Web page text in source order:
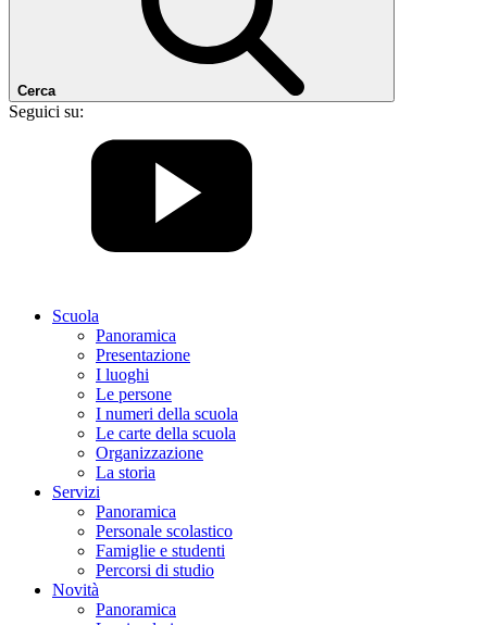
Cerca
Seguici su:
Scuola
Panoramica
Presentazione
I luoghi
Le persone
I numeri della scuola
Le carte della scuola
Organizzazione
La storia
Servizi
Panoramica
Personale scolastico
Famiglie e studenti
Percorsi di studio
Novità
Panoramica